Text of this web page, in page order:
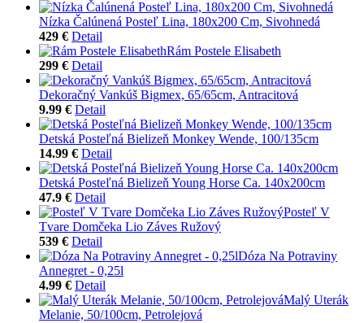
Nízka Čalúnená Posteľ Lina, 180x200 Cm, Sivohnedá
429 € Detail
Rám Postele Elisabeth
299 € Detail
Dekoračný Vankúš Bigmex, 65/65cm, Antracitová
9.99 € Detail
Detská Posteľná Bielizeň Monkey Wende, 100/135cm
14.99 € Detail
Detská Posteľná Bielizeň Young Horse Ca. 140x200cm
47.9 € Detail
Posteľ V
Tvare Domčeka Lio Záves Ružový
539 € Detail
Dóza Na Potraviny
Annegret - 0,25l
4.99 € Detail
Malý Uterák
Melanie, 50/100cm, Petrolejová